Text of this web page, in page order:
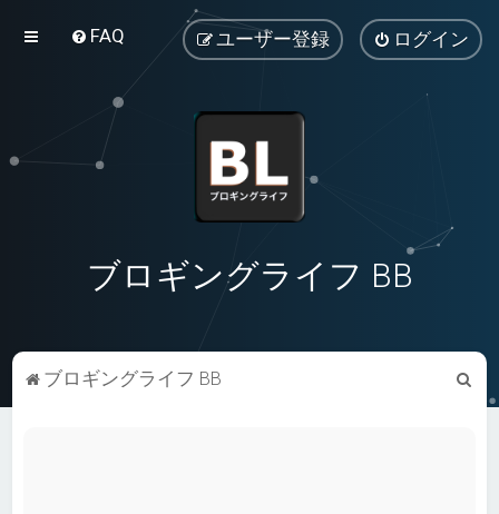
FAQ ログイン
ユーザー登録
ブロギングライフ BB
ブロギングライフ BB
索